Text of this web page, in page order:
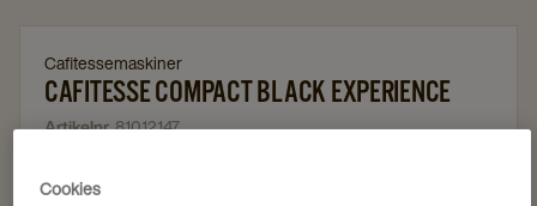
Cafitessemaskiner
CAFITESSE COMPACT BLACK EXPERIENCE
Artikelnr.81012147
Køb eller lej
Cookies